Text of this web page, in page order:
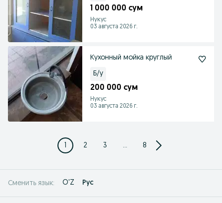
1 000 000 сум
Нукус
03 августа 2026 г.
Кухонный мойка круглый
Б/у
200 000 сум
Нукус
03 августа 2026 г.
1 2 3 ... 8
Сменить язык: O'Z Рус